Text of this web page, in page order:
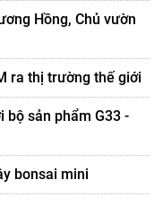
Hồng, Chủ vườn
ra thị trường thế giới
bộ sản phẩm G33 -
bonsai mini